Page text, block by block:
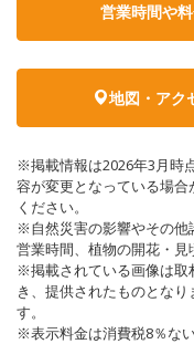
営業時間や
地図・アク
※掲載情報は2026年3月時
容が変更となっている場
ください。
※自然災害の影響やその他
営業時間、植物の開花・見
※掲載されている画像は取
き、提供されたものとな
す。
※表示料金は消費税8％な